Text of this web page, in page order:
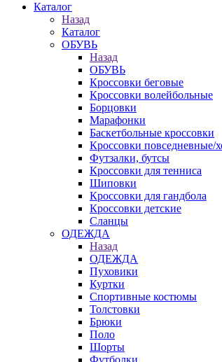
Каталог
Назад
Каталог
ОБУВЬ
Назад
ОБУВЬ
Кроссовки беговые
Кроссовки волейбольные
Борцовки
Марафонки
Баскетбольные кроссовки
Кроссовки повседневные/
Футзалки, бутсы
Кроссовки для тенниса
Шиповки
Кроссовки для гандбола
Кроссовки детские
Сланцы
ОДЕЖДА
Назад
ОДЕЖДА
Пуховики
Куртки
Спортивные костюмы
Толстовки
Брюки
Поло
Шорты